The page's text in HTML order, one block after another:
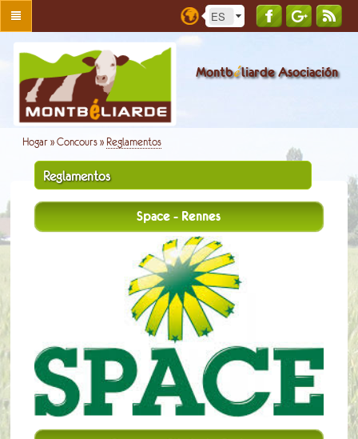
Montbéliarde Asociación
Hogar »Concours » Reglamentos
Reglamentos
Space - Rennes